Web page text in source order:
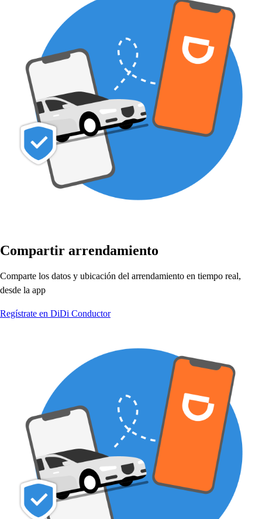
Compartir arrendamiento
Comparte los datos y ubicación del arrendamiento en tiempo real,
desde la app
Regístrate en DiDi Conductor